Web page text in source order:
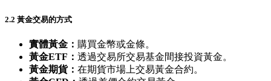
2.2 黃金交易的方式
實體黃金： 購買金幣或金條。
黃金ETF： 透過交易所交易基金間接投資黃金。
黃金期貨： 在期貨市場上交易黃金合約。